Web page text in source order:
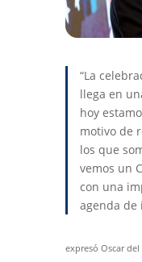
“La
llega en
hoy
motivo de
los que
vemos un
con una
agenda de
expresó Oscar del